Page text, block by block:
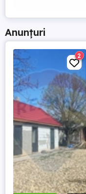
Anunțuri
2